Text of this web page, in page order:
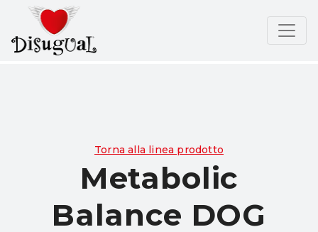
Torna alla linea prodotto
Metabolic
Balance DOG